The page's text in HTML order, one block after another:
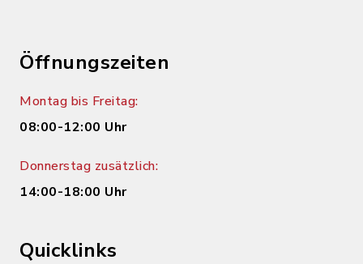
Öffnungszeiten
Montag bis Freitag:
08:00-12:00 Uhr
Donnerstag zusätzlich:
14:00-18:00 Uhr
Quicklinks